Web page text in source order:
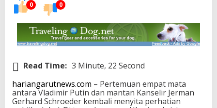
0 0
Read Time: 3 Minute, 22 Second
hariangarutnews.com – Pertemuan empat mata
antara Vladimir Putin dan mantan Kanselir Jerman
Gerhard Schroeder kembali menyita perhatian